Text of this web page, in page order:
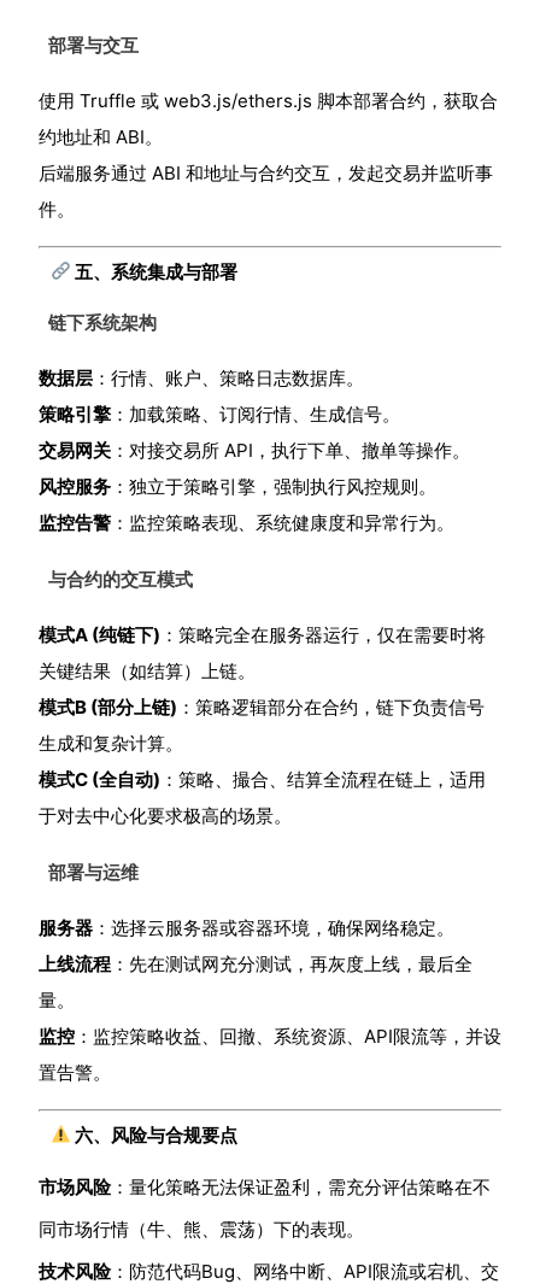
部署与交互
使用 Truffle 或 web3.js/ethers.js 脚本部署合约，获取合
约地址和 ABI。
后端服务通过 ABI 和地址与合约交互，发起交易并监听事
件。
五、系统集成与部署
链下系统架构
数据层 ：行情、账户、策略日志数据库。
策略引擎 ：加载策略、订阅行情、生成信号。
交易网关 ：对接交易所 API，执行下单、撤单等操作。
风控服务 ：独立于策略引擎，强制执行风控规则。
监控告警 ：监控策略表现、系统健康度和异常行为。
与合约的交互模式
模式A (纯链下) ：策略完全在服务器运行，仅在需要时将
关键结果（如结算）上链。
模式B (部分上链) ：策略逻辑部分在合约，链下负责信号
生成和复杂计算。
模式C (全自动) ：策略、撮合、结算全流程在链上，适用
于对去中心化要求极高的场景。
部署与运维
服务器 ：选择云服务器或容器环境，确保网络稳定。
上线流程 ：先在测试网充分测试，再灰度上线，最后全
量。
监控 ：监控策略收益、回撤、系统资源、API限流等，并设
置告警。
六、风险与合规要点
市场风险：量化策略无法保证盈利，需充分评估策略在不
同市场行情（牛、熊、震荡）下的表现。
技术风险：防范代码Bug、网络中断、API限流或宕机、交